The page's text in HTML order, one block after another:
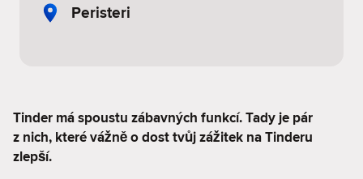
Peristeri
Tinder má spoustu zábavných funkcí. Tady je pár
z nich, které vážně o dost tvůj zážitek na Tinderu
zlepší.